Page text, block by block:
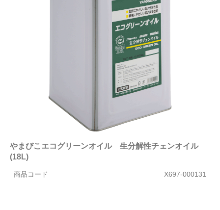
やまびこエコグリーンオイル 生分解性チェンオイル
(18L)
商品コード X697-000131